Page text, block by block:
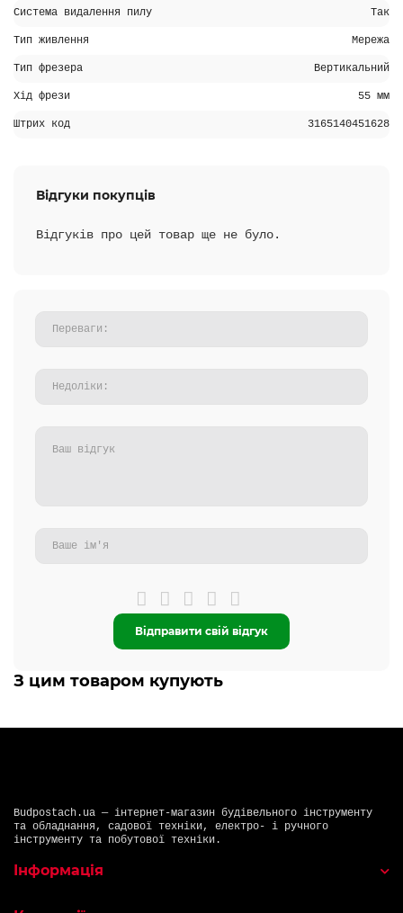
Система видалення пилу Так
Тип живлення Мережа
Тип фрезера Вертикальний
Хід фрези 55 мм
Штрих код 3165140451628
Відгуки покупців
Відгуків про цей товар ще не було.
Відправити свій відгук
З цим товаром купують
Budpostach.ua — інтернет-магазин будівельного інструменту
та обладнання, садової техніки, електро- і ручного
інструменту та побутової техніки.
Інформація